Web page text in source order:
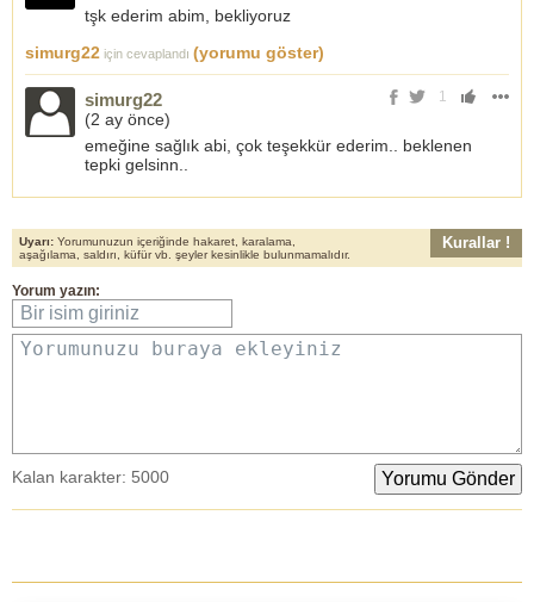
tşk ederim abim, bekliyoruz
simurg22 için cevaplandı (yorumu göster)
1
simurg22
(2 ay önce)
emeğine sağlık abi, çok teşekkür ederim.. beklenen
tepki gelsinn..
Uyarı: Yorumunuzun içeriğinde hakaret, karalama,
aşağılama, saldırı, küfür vb. şeyler kesinlikle bulunmamalıdır.
Kurallar !
Yorum yazın:
Bir isim giriniz
Yorumunuzu buraya ekleyiniz
Kalan karakter: 5000